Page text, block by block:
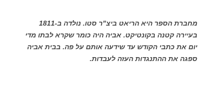
מחברת הספר היא הריאט ביצ"ר סטו. נולדה ב-1811
בעיירה קטנה בקונטיקט. אביה היה כומר שקרא לבתו מדי
יום את כתבי הקודש עד שידעה אותם על פה. בבית אביה
ספגה את ההתנגדות העזה לעבדות.